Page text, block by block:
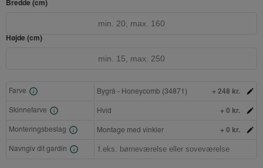
Bredde (cm)
Højde (cm)
Farve Bygrå - Honeycomb (34871) + 248 kr.
Skinnefarve Hvid + 0 kr.
Monteringsbeslag Montage med vinkler + 0 kr.
Navngiv dit gardin